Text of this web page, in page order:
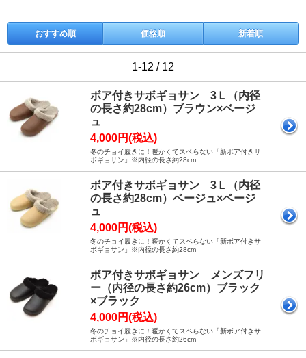
おすすめ順 価格順 新着順
1-12 / 12
ボア付きサボギョサン 3Ｌ（内径
の長さ約28cm）ブラウン×ベージ
ュ
4,000円(税込)
冬のチョイ履きに！暖かくてスベらない「新ボア付きサ
ボギョサン」※内径の長さ約28cm
ボア付きサボギョサン 3Ｌ（内径
の長さ約28cm）ベージュ×ベージ
ュ
4,000円(税込)
冬のチョイ履きに！暖かくてスベらない「新ボア付きサ
ボギョサン」※内径の長さ約28cm
ボア付きサボギョサン メンズフリ
ー（内径の長さ約26cm）ブラック
×ブラック
4,000円(税込)
冬のチョイ履きに！暖かくてスベらない「新ボア付きサ
ボギョサン」※内径の長さ約26cm